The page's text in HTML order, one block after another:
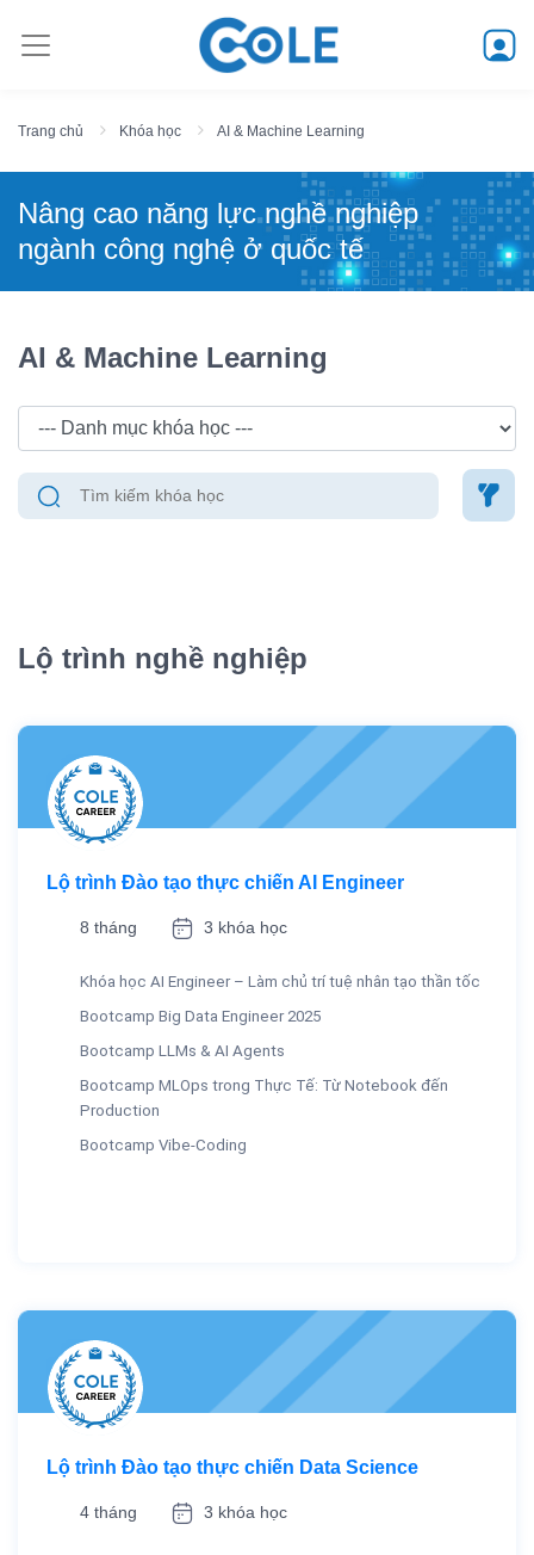
Trang chủ Khóa học AI & Machine Learning
Nâng cao năng lực nghề nghiệp
ngành công nghệ ở quốc tế
AI & Machine Learning
Lộ trình nghề nghiệp
Lộ trình Đào tạo thực chiến AI Engineer
8 tháng 3 khóa học
Khóa học AI Engineer – Làm chủ trí tuệ nhân tạo thần tốc
Bootcamp Big Data Engineer 2025
Bootcamp LLMs & AI Agents
Bootcamp MLOps trong Thực Tế: Từ Notebook đến
Production
Bootcamp Vibe-Coding
Lộ trình Đào tạo thực chiến Data Science
4 tháng 3 khóa học